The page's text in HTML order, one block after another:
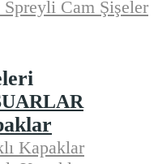
Cam Şişeler
Kapaklar